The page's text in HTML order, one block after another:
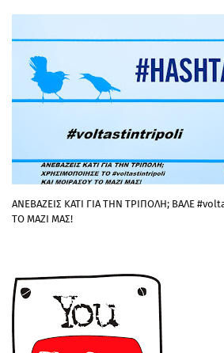
ΑΝΕΒΑΖΕΙΣ ΚΑΤΙ ΓΙΑ ΤΗΝ ΤΡΙΠΟΛΗ; ΒΑΛΕ
ΤΟ ΜΑΖΙ ΜΑΣ!